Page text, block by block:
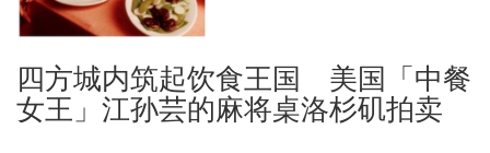
四方城内筑起饮食王国 美国「中餐
女王」江孙芸的麻将桌洛杉矶拍卖